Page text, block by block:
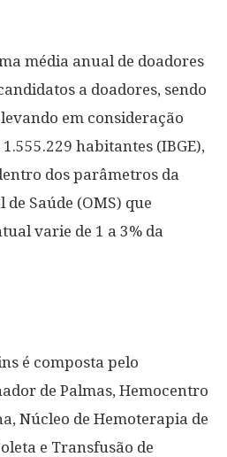
média anual de doadores
a doadores, sendo
em consideração
habitantes (IBGE),
dos parâmetros da
Saúde (OMS) que
varie de 1 a 3% da
é composta pelo
de Palmas, Hemocentro
Núcleo de Hemoterapia de
e Transfusão de